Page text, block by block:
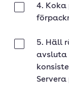
4. Koka
5. Häll
avsluta